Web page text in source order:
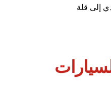
إلى قلة